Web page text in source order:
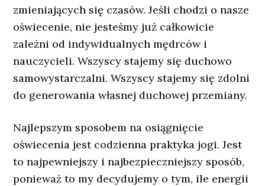
zmieniających się czasów. Jeśli chodzi o nasze
oświecenie, nie jesteśmy już całkowicie
zależni od indywidualnych mędrców i
nauczycieli. Wszyscy stajemy się duchowo
samowystarczalni. Wszyscy stajemy się zdolni
do generowania własnej duchowej przemiany.
Najlepszym sposobem na osiągnięcie
oświecenia jest codzienna praktyka jogi. Jest
to najpewniejszy i najbezpieczniejszy sposób,
ponieważ to my decydujemy o tym, ile energii